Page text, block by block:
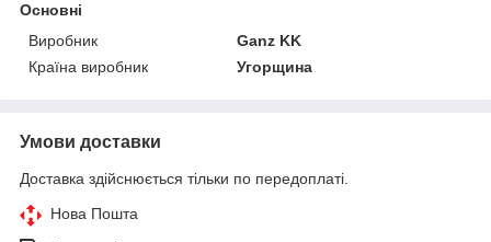
Основні
Виробник
Ganz KK
Країна виробник
Угорщина
Умови доставки
Доставка здійснюється тільки по передоплаті.
Нова Пошта